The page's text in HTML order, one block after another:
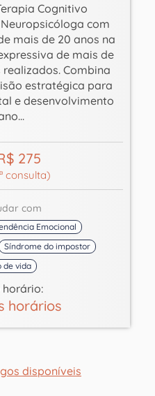
Cognitivo
com
mais de 20 anos na
de mais de
Combina
estratégica para
e desenvolvimento
275
consulta)
com
Emocional
Síndrome do impostor
de vida
horários
disponíveis